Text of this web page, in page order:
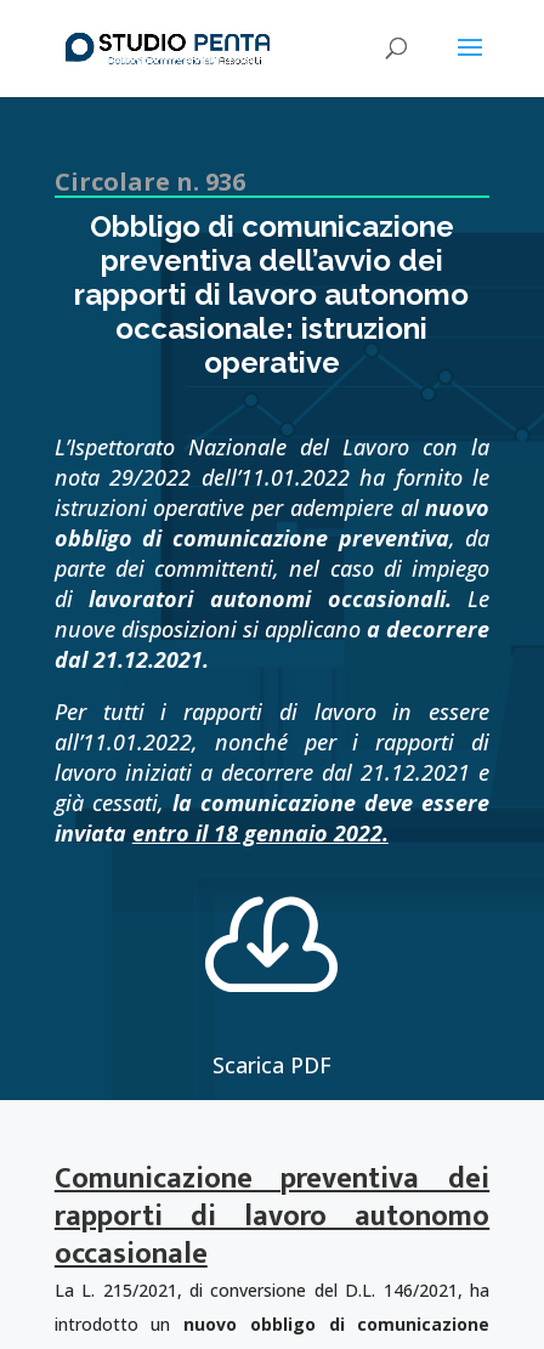
Circolare n. 936
Obbligo di comunicazione
preventiva dell’avvio dei
rapporti di lavoro autonomo
occasionale: istruzioni
operative
L’Ispettorato Nazionale del Lavoro con la
nota 29/2022 dell’11.01.2022 ha fornito le
istruzioni operative per adempiere alnuovo
obbligo di comunicazione preventiva, da
parte dei committenti, nel caso di impiego
dilavoratori autonomi occasionali.Le
nuove disposizioni si applicanoa decorrere
dal 21.12.2021.
Per tutti i rapporti di lavoro in essere
all’11.01.2022, nonché per i rapporti di
lavoro iniziati a decorrere dal 21.12.2021 e
già cessati, la comunicazione deve essere
inviata entro il 18 gennaio 2022.

Scarica PDF
Comunicazione preventiva dei
rapporti di lavoro autonomo
occasionale
La L. 215/2021, di conversione del D.L. 146/2021, ha
introdotto un nuovo obbligo di comunicazione